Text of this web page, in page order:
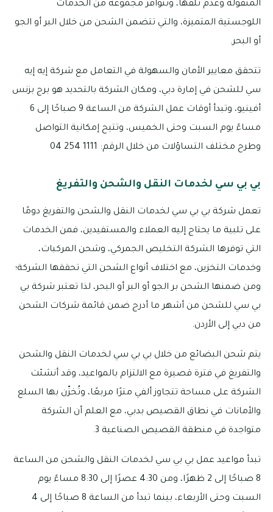
المنقولة وعدم تلفها، وتتوافر مجموعة من الخدمات
اللوجستية المتميزة، والتي تتضمن الشحن من خلال البر أو الجو
أو البحر.
تتحقق معايير الأمان والسهولة في التعامل مع شركة إيه إيه
سي للشحن في إمارة دبي، ومكان الشركة بالتحديد هو برج بزنس
أفينيو، وتبدأ أوقات عمل الشركة من الساعة 9 صباحًا إلى 6
مساءً يوم السبت وحتى الخميس، وتتيح إمكانية التواصل
وطرح مختلف التساؤلات من خلال الرقم: 1111 254 04
بي بي سي لخدمات النقل والشحن والتفريغ
تعمل شركة بي بي سي لخدمات النقل والشحن والتفريغ دومًا
على تلبية ما يحتاج إليه العملاء والمستفيدين، فمن الخدمات
التي توفرها الشركة التخليص الجمركي، وشحن المركبات،
وخدمات التخزين، مع اختلاف أنواع الشحن التي تحققها الشركة؛
ومن ضمنها الشحن بر الجو أو البر أو البحر، لذا تعتبر شركة بي
بي سي للشحن من أشهر ما أدرج ضمن قائمة شركات الشحن
من دبي إلى الأردن.
يتم شحن البضائع من خلال بي بي سي لخدمات النقل والشحن
والتفريغ في فترة قصيرة مع الالتزام بالمواعيد، وقد أنشئت
الشركة على مساحة تتجاوز ألفي مترًا مربعًا، وتُخزّن بها السلع
والأمانات في نطاق القصيص بدبي، مع العلم أن الشركة
متواجدة في منطقة القصيص الصناعية 3.
تبدأ مواعيد عمل بي بي سي لخدمات النقل والشحن من الساعة
8 صباحًا إلى 2 ظهرًا، ومن 4:30 عصرًا إلى 8:30 مساءً يوم
السبت وحتى الأربعاء، بينما تبدأ من الساعة 8 صباحًا إلى 4